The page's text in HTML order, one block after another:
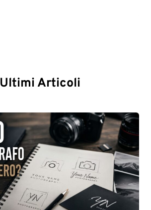
Ultimi Articoli